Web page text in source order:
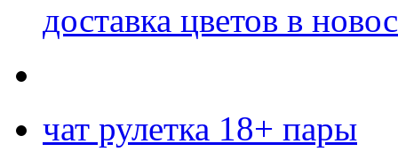
доставка цветов в
чат рулетка 18+ пары